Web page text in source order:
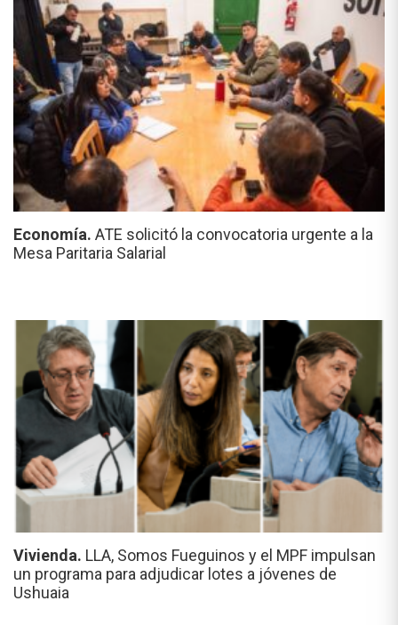
Economía. ATE solicitó la convocatoria urgente a la
Mesa Paritaria Salarial
Vivienda. LLA, Somos Fueguinos y el MPF impulsan
un programa para adjudicar lotes a jóvenes de
Ushuaia